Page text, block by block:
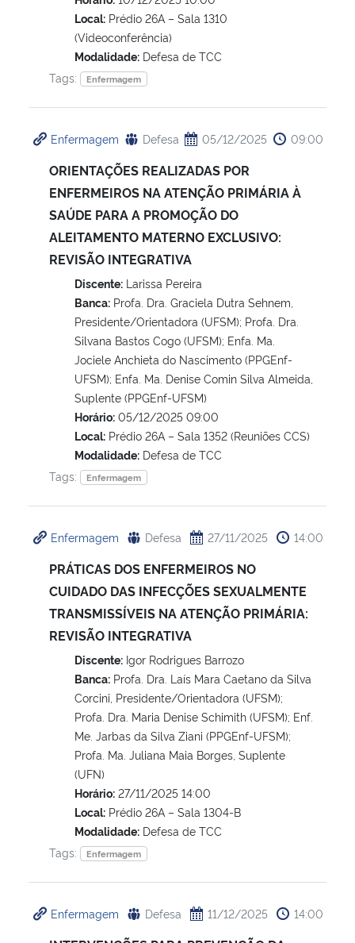
Local: Prédio 26A – Sala 1310
(Videoconferência)
Modalidade: Defesa de TCC
Tags:
Enfermagem
Enfermagem Defesa 05/12/2025 09:00
ORIENTAÇÕES REALIZADAS POR
ENFERMEIROS NA ATENÇÃO PRIMÁRIA À
SAÚDE PARA A PROMOÇÃO DO
ALEITAMENTO MATERNO EXCLUSIVO:
REVISÃO INTEGRATIVA
Discente: Larissa Pereira
Banca: Profa. Dra. Graciela Dutra Sehnem,
Presidente/Orientadora (UFSM); Profa. Dra.
Silvana Bastos Cogo (UFSM); Enfa. Ma.
Jociele Anchieta do Nascimento (PPGEnf-
UFSM); Enfa. Ma. Denise Comin Silva Almeida,
Suplente (PPGEnf-UFSM)
Horário: 05/12/2025 09:00
Local: Prédio 26A – Sala 1352 (Reuniões CCS)
Modalidade: Defesa de TCC
Tags:
Enfermagem
Enfermagem Defesa 27/11/2025 14:00
PRÁTICAS DOS ENFERMEIROS NO
CUIDADO DAS INFECÇÕES SEXUALMENTE
TRANSMISSÍVEIS NA ATENÇÃO PRIMÁRIA:
REVISÃO INTEGRATIVA
Discente: Igor Rodrigues Barrozo
Banca: Profa. Dra. Laís Mara Caetano da Silva
Corcini, Presidente/Orientadora (UFSM);
Profa. Dra. Maria Denise Schimith (UFSM); Enf.
Me. Jarbas da Silva Ziani (PPGEnf-UFSM);
Profa. Ma. Juliana Maia Borges, Suplente
(UFN)
Horário: 27/11/2025 14:00
Local: Prédio 26A – Sala 1304-B
Modalidade: Defesa de TCC
Tags:
Enfermagem
Enfermagem Defesa 11/12/2025 14:00